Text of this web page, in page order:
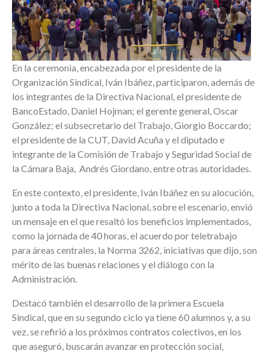
En la ceremonia, encabezada por el presidente de la
Organización Sindical, Iván Ibáñez, participaron, además de
los integrantes de la Directiva Nacional, el presidente de
BancoEstado, Daniel Hojman; el gerente general, Oscar
González; el subsecretario del Trabajo, Giorgio Boccardo;
el presidente de la CUT, David Acuña y el diputado e
integrante de la Comisión de Trabajo y Seguridad Social de
la Cámara Baja, Andrés Giordano, entre otras autoridades.
En este contexto, el presidente, Iván Ibáñez en su alocución,
junto a toda la Directiva Nacional, sobre el escenario, envió
un mensaje en el que resaltó los beneficios implementados,
como la jornada de 40 horas, el acuerdo por teletrabajo
para áreas centrales, la Norma 3262, iniciativas que dijo, son
mérito de las buenas relaciones y el diálogo con la
Administración.
Destacó también el desarrollo de la primera Escuela
Sindical, que en su segundo ciclo ya tiene 60 alumnos y, a su
vez, se refirió a los próximos contratos colectivos, en los
que aseguró, buscarán avanzar en protección social,